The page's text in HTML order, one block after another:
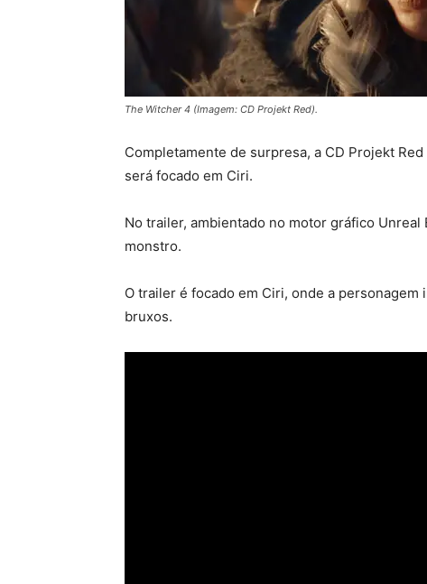
The Witcher 4 (Imagem: CD Projekt Red).
Completamente de surpresa, a CD Projekt
será focado em Ciri.
No trailer, ambientado no motor gráfico
monstro.
O trailer é focado em Ciri, onde a
bruxos.